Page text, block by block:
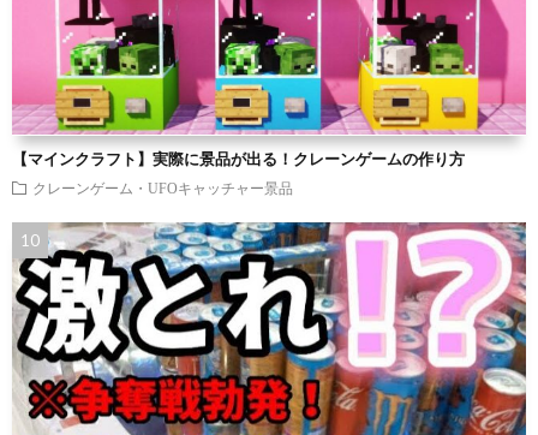
【マインクラフト】実際に景品が出る！クレーンゲームの作り方
クレーンゲーム・UFOキャッチャー景品